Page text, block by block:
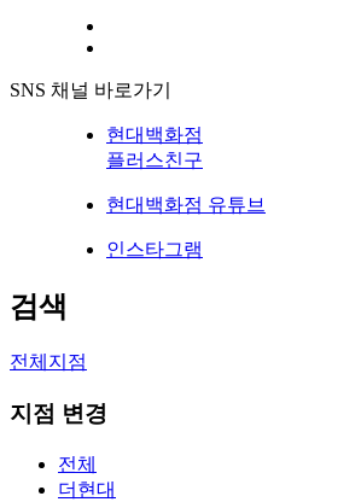
SNS 채널 바로가기
현대백화점
플러스친구
현대백화점 유튜브
인스타그램
검색
전체지점
지점 변경
전체
더현대